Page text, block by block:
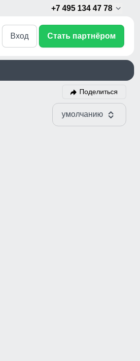
+7 495 134 47 78
Вход Стать партнёром
Поделиться
умолчанию